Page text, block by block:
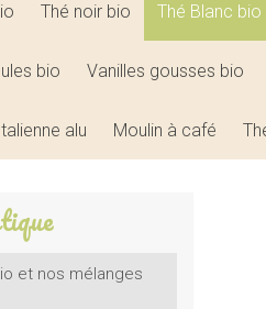
Thé noir bio Thé Blanc bio
bio Vanilles gousses bio
alu Moulin à café
et nos mélanges